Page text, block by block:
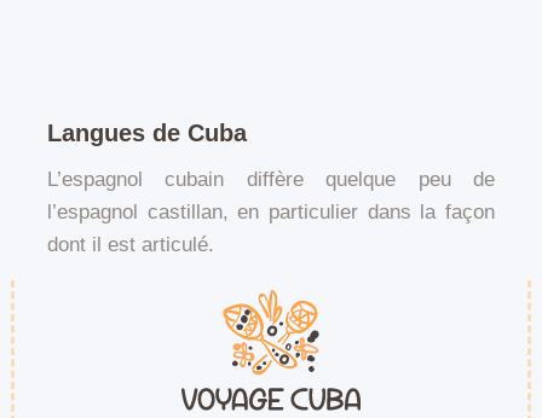
Langues de Cuba
L’espagnol cubain diffère quelque peu de
l’espagnol castillan, en particulier dans la façon
dont il est articulé.